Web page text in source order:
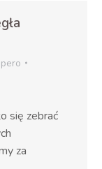
się zebrać
za